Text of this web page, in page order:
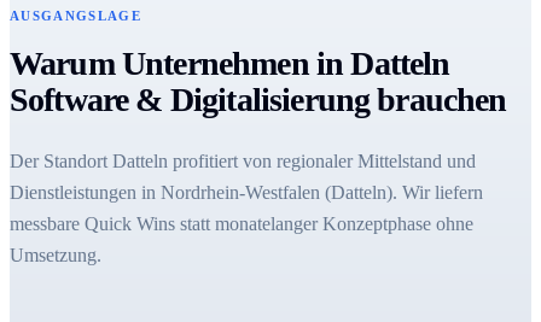
AUSGANGSLAGE
Warum Unternehmen in Datteln
Software & Digitalisierung brauchen
Der Standort Datteln profitiert von regionaler Mittelstand und
Dienstleistungen in Nordrhein-Westfalen (Datteln). Wir liefern
messbare Quick Wins statt monatelanger Konzeptphase ohne
Umsetzung.